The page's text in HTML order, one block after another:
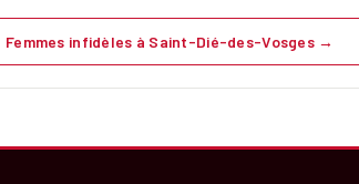
Femmes infidèles à Saint-Dié-des-Vosges →